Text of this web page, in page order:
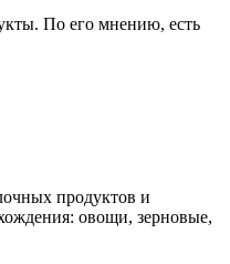
По его мнению, есть
продуктов и
овощи, зерновые,